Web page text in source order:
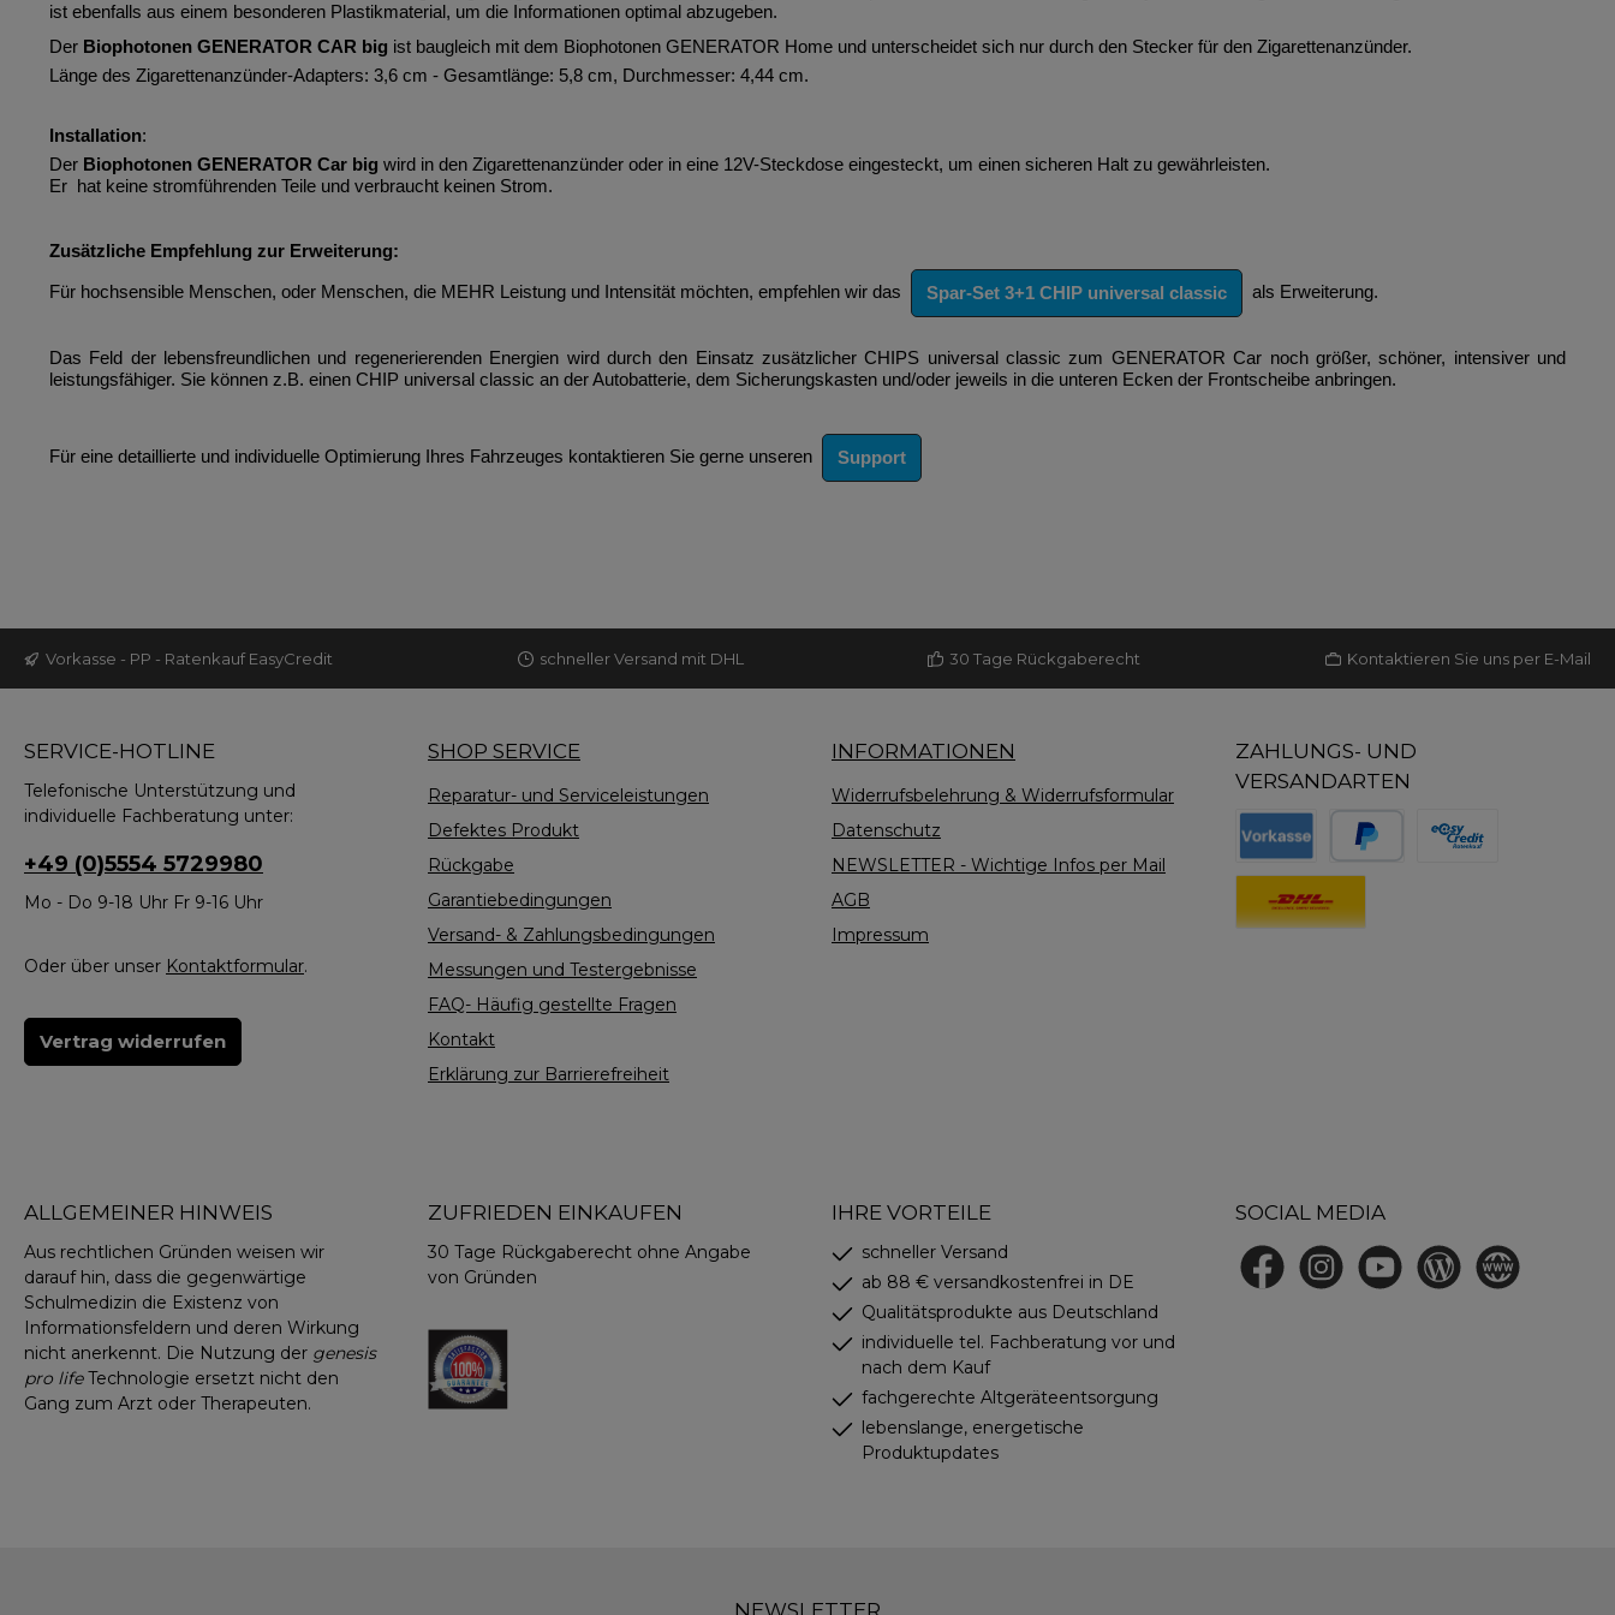
ist ebenfalls aus einem besonderen Plastikmaterial, um die Informationen optimal abzugeben.
Der Biophotonen GENERATOR CAR big ist baugleich mit dem Biophotonen GENERATOR Home und unterscheidet sich nur durch den Stecker für den Zigarettenanzünder.
Länge des Zigarettenanzünder-Adapters: 3,6 cm - Gesamtlänge: 5,8 cm, Durchmesser: 4,44 cm.
Installation:
Der Biophotonen GENERATOR Car big wird in den Zigarettenanzünder oder in eine 12V-Steckdose eingesteckt, um einen sicheren Halt zu gewährleisten.
Er hat keine stromführenden Teile und verbraucht keinen Strom.
Zusätzliche Empfehlung zur Erweiterung:
Für hochsensible Menschen, oder Menschen, die MEHR Leistung und Intensität möchten, empfehlen wir das Spar-Set 3+1 CHIP universal classic als Erweiterung.
Das Feld der lebensfreundlichen und regenerierenden Energien wird durch den Einsatz zusätzlicher CHIPS universal classic zum GENERATOR Car noch größer, schöner, intensiver und
leistungsfähiger. Sie können z.B. einen CHIP universal classic an der Autobatterie, dem Sicherungskasten und/oder jeweils in die unteren Ecken der Frontscheibe anbringen.
Für eine detaillierte und individuelle Optimierung Ihres Fahrzeuges kontaktieren Sie gerne unseren Support
Vorkasse - PP - Ratenkauf EasyCredit schneller Versand mit DHL 30 Tage Rückgaberecht Kontaktieren Sie uns per E-Mail
SERVICE-HOTLINE
Telefonische Unterstützung und
individuelle Fachberatung unter:
+49 (0)5554 5729980
Mo - Do 9-18 Uhr Fr 9-16 Uhr
Oder über unser Kontaktformular.
Vertrag widerrufen
SHOP SERVICE
Reparatur- und Serviceleistungen
Defektes Produkt
Rückgabe
Garantiebedingungen
Versand- & Zahlungsbedingungen
Messungen und Testergebnisse
FAQ- Häufig gestellte Fragen
Kontakt
Erklärung zur Barrierefreiheit
INFORMATIONEN
Widerrufsbelehrung & Widerrufsformular
Datenschutz
NEWSLETTER - Wichtige Infos per Mail
AGB
Impressum
ZAHLUNGS- UND
VERSANDARTEN
Benutzerdefiniertes Bild 1
Benutzerdefiniertes Bild 2
ALLGEMEINER HINWEIS
Aus rechtlichen Gründen weisen wir
darauf hin, dass die gegenwärtige
Schulmedizin die Existenz von
Informationsfeldern und deren Wirkung
nicht anerkennt. Die Nutzung der genesis
pro lifeTechnologie ersetzt nicht den
Gang zum Arzt oder Therapeuten.
ZUFRIEDEN EINKAUFEN
30 Tage Rückgaberecht ohne Angabe
von Gründen
IHRE VORTEILE
schneller Versand
ab 88 € versandkostenfrei in DE
Qualitätsprodukte aus Deutschland
individuelle tel. Fachberatung vor und
nach dem Kauf
fachgerechte Altgeräteentsorgung
lebenslange, energetische
Produktupdates
SOCIAL MEDIA
FacebookInstagramYouTubeBlog Website